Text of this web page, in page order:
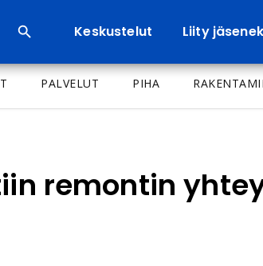
Keskustelut Liity
PALVELUT PIHA
remontin